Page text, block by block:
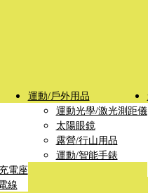
電座
線
運動/戶外用品
運動光學/激光測距儀
太陽眼鏡
露營/行山用品
運動/智能手錶